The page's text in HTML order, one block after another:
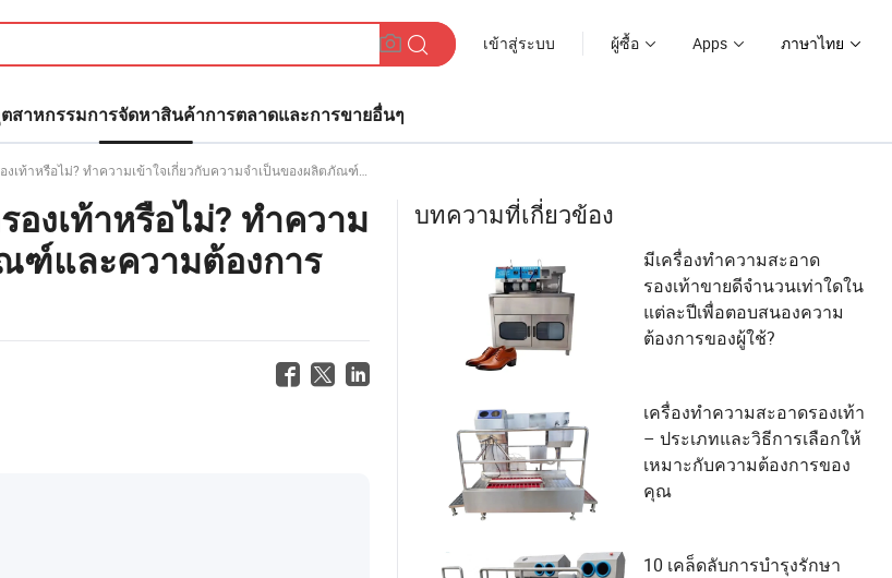
เข้าสู่ระบบ ผู้ซื้อ Apps ภาษาไทย
สาหกรรมการจัดหาสินค้าการตลาดและการขายอื่นๆ
ม่? ทำความเข้าใจเกี่ยวกับความจำเป็นของผลิตภัณฑ์และความต้องการของผู้ใช้
งเท้าหรือไม่? ทำความ
ฑ์และความต้องการ
บทความที่เกี่ยวข้อง
มีเครื่องทำความสะอาด
รองเท้าขายดีจำนวนเท่าใดใน
แต่ละปีเพื่อตอบสนองความ
ต้องการของผู้ใช้?
เครื่องทำความสะอาดรองเท้า
– ประเภทและวิธีการเลือกให้
เหมาะกับความต้องการของ
คุณ
10 เคล็ดลับการบำรุงรักษา